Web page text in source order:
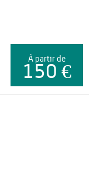
À partir de
150 €